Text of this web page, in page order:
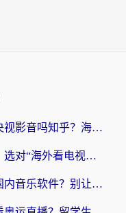
国外可以看央视影音吗知乎？海外党亲测有效的回国加速方案
海外党必看：选对“海外看电视剧软件”，再也不用愁国内剧刷不了
国外如何听国内音乐软件？别让地域限制，断了你的中文歌单